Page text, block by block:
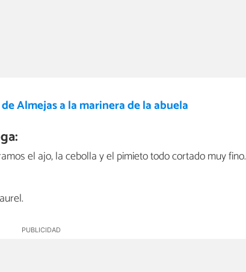
Almejas a la marinera de la abuela
el ajo, la cebolla y el pimieto todo cortado muy fino.